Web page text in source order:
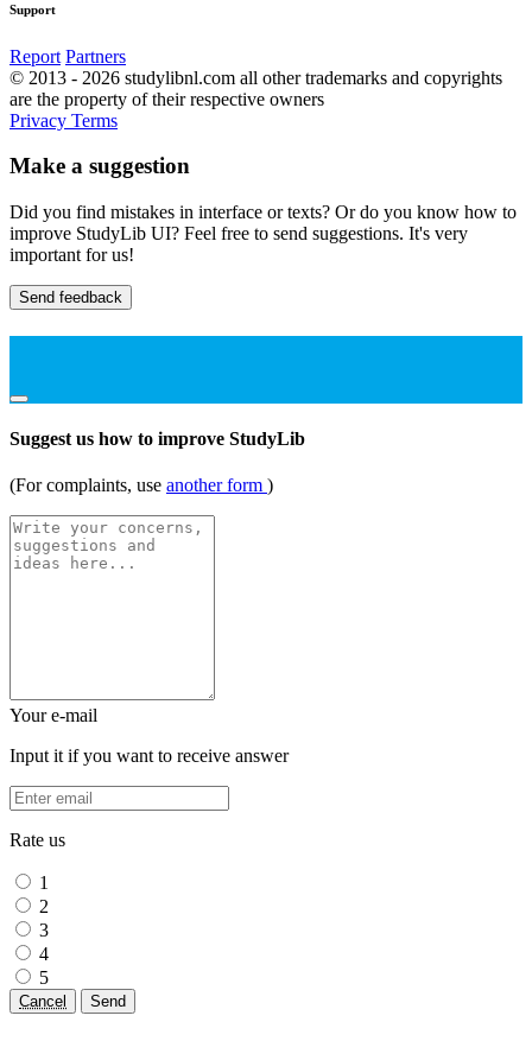
Support
Report Partners
© 2013 - 2026 studylibnl.com all other trademarks and copyrights
are the property of their respective owners
Privacy Terms
Make a suggestion
Did you find mistakes in interface or texts? Or do you know how to
improve StudyLib UI? Feel free to send suggestions. It's very
important for us!
Send feedback
Suggest us how to improve StudyLib
(For complaints, use another form )
Your e-mail
Input it if you want to receive answer
Rate us
1
2
3
4
5
Cancel Send